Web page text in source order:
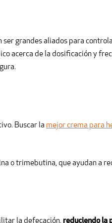
ser grandes aliados para
acerca de la dosificación y
Buscar la mejor crema para
o trimebutina, que ayudan a
la defecación, reduciendo la